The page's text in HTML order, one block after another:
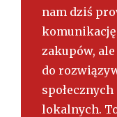
nam dziś
zakupów,
do
lokalnych.